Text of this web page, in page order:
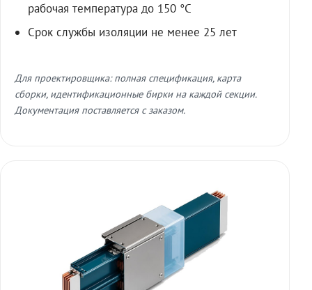
рабочая температура до 150 °C
Срок службы изоляции не менее 25 лет
Для проектировщика: полная спецификация, карта
сборки, идентификационные бирки на каждой секции.
Документация поставляется с заказом.